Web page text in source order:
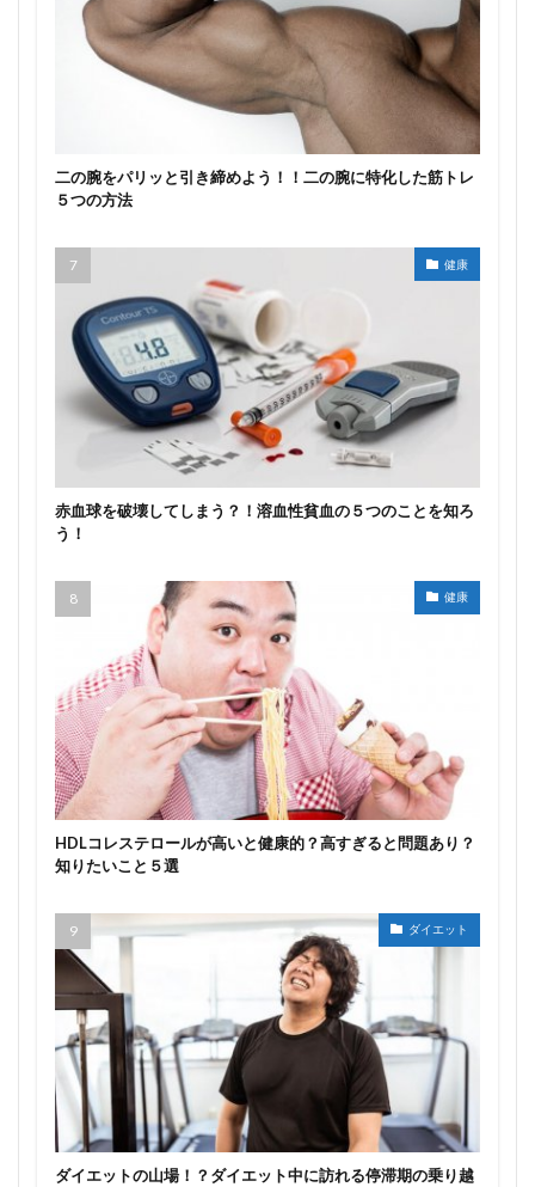
二の腕をパリッと引き締めよう！！二の腕に特化した筋トレ
５つの方法
健康
赤血球を破壊してしまう？！溶血性貧血の５つのことを知ろ
う！
健康
HDLコレステロールが高いと健康的？高すぎると問題あり？
知りたいこと５選
ダイエット
ダイエットの山場！？ダイエット中に訪れる停滞期の乗り越